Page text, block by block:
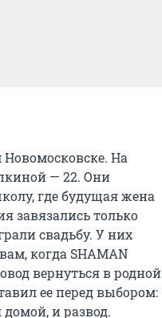
На
— 22. Они
где будущая жена
завязались только
свадьбу. У них
когда SHAMAN
вернуться в родной
ее перед выбором:
и развод.